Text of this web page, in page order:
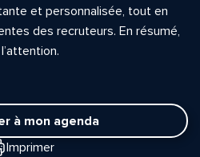
et personnalisée, tout en
des recruteurs. En résumé,
à mon agenda
Imprimer